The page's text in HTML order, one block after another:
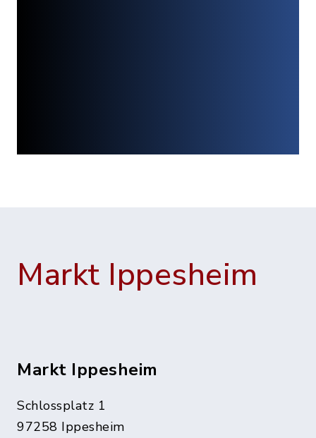
Markt Ippesheim
Markt Ippesheim
Schlossplatz 1
97258 Ippesheim